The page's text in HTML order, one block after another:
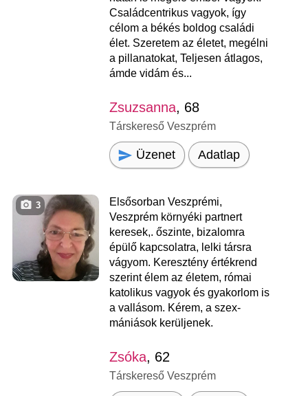
Családcentrikus vagyok, így
célom a békés boldog családi
élet. Szeretem az életet, megélni
a pillanatokat, Teljesen átlagos,
ámde vidám és...
Zsuzsanna, 68
Társkereső Veszprém
Üzenet Adatlap
3
Elsősorban Veszprémi,
Veszprém környéki partnert
keresek,. őszinte, bizalomra
épülő kapcsolatra, lelki társra
vágyom. Keresztény értékrend
szerint élem az életem, római
katolikus vagyok és gyakorlom is
a vallásom. Kérem, a szex-
mániások kerüljenek.
Zsóka, 62
Társkereső Veszprém